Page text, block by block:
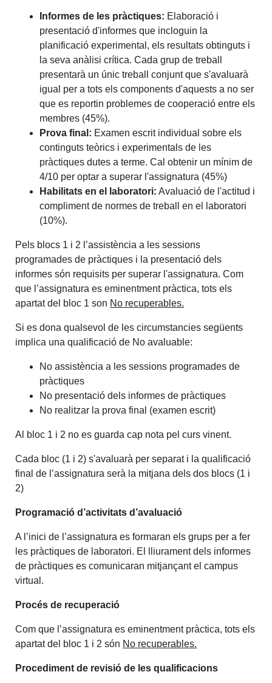
Informes de les pràctiques: Elaboració i
presentació d'informes que incloguin la
planificació experimental, els resultats obtinguts i
la seva anàlisi crítica. Cada grup de treball
presentarà un únic treball conjunt que s'avaluarà
igual per a tots els components d'aquests a no ser
que es reportin problemes de cooperació entre els
membres (45%).
Prova final: Examen escrit individual sobre els
continguts teòrics i experimentals de les
pràctiques dutes a terme. Cal obtenir un mínim de
4/10 per optar a superar l'assignatura (45%)
Habilitats en el laboratori: Avaluació de l'actitud i
compliment de normes de treball en el laboratori
(10%).
Pels blocs 1 i 2 l’assistència a les sessions
programades de pràctiques i la presentació dels
informes són requisits per superar l'assignatura. Com
que l’assignatura es eminentment pràctica, tots els
apartat del bloc 1 son No recuperables.
Si es dona qualsevol de les circumstancies següents
implica una qualificació de No avaluable:
No assistència a les sessions programades de
pràctiques
No presentació dels informes de pràctiques
No realitzar la prova final (examen escrit)
Al bloc 1 i 2 no es guarda cap nota pel curs vinent.
Cada bloc (1 i 2) s'avaluarà per separat i la qualificació
final de l’assignatura serà la mitjana dels dos blocs (1 i
2)
Programació d’activitats d’avaluació
A l’inici de l’assignatura es formaran els grups per a fer
les pràctiques de laboratori. El lliurament dels informes
de pràctiques es comunicaran mitjançant el campus
virtual.
Procés de recuperació
Com que l’assignatura es eminentment pràctica, tots els
apartat del bloc 1 i 2 són No recuperables.
Procediment de revisió de les qualificacions